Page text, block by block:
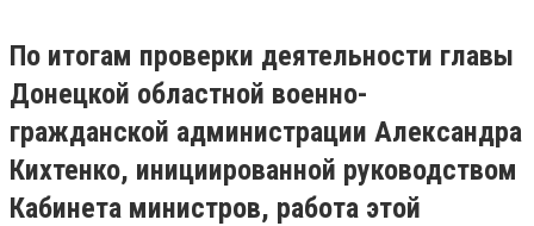
По итогам проверки деятельности главы
Донецкой областной военно-
гражданской администрации Александра
Кихтенко, инициированной руководством
Кабинета министров, работа этой